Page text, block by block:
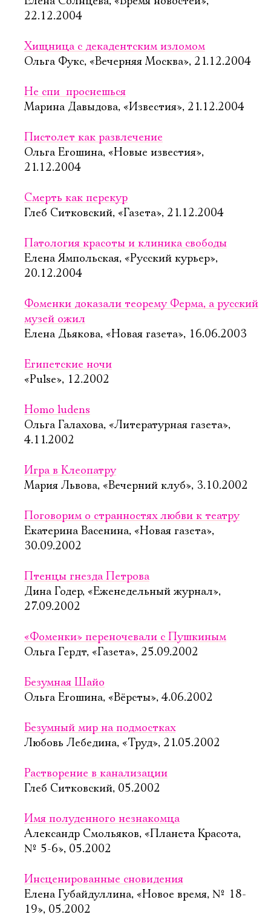
22.12.2004
Хищница с декадентским изломом
Ольга Фукс, «Вечерняя Москва», 21.12.2004
Не спи  проснешься
Марина Давыдова, «Известия», 21.12.2004
Пистолет как развлечение
Ольга Егошина, «Новые известия»,
21.12.2004
Смерть как перекур
Глеб Ситковский, «Газета», 21.12.2004
Патология красоты и клиника свободы
Елена Ямпольская, «Русский курьер»,
20.12.2004
Фоменки доказали теорему Ферма, а русский
музей ожил
Елена Дьякова, «Новая газета», 16.06.2003
Египетские ночи
«Pulse», 12.2002
Homo ludens
Ольга Галахова, «Литературная газета»,
4.11.2002
Игра в Клеопатру
Мария Львова, «Вечерний клуб», 3.10.2002
Поговорим о странностях любви к театру
Екатерина Васенина, «Новая газета»,
30.09.2002
Птенцы гнезда Петрова
Дина Годер, «Еженедельный журнал»,
27.09.2002
«Фоменки» переночевали с Пушкиным
Ольга Гердт, «Газета», 25.09.2002
Безумная Шайо
Ольга Егошина, «Вёрсты», 4.06.2002
Безумный мир на подмостках
Любовь Лебедина, «Труд», 21.05.2002
Растворение в канализации
Глеб Ситковский, 05.2002
Имя полуденного незнакомца
Александр Смольяков, «Планета Красота,
№ 5-6», 05.2002
Инсценированные сновидения
Елена Губайдуллина, «Новое время, № 18-
19», 05.2002